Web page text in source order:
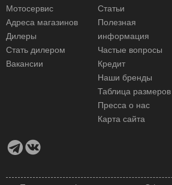
Мотосервис
Адреса магазинов
Дилеры
Стать дилером
Вакансии
Статьи
Полезная
информация
Частые вопросы
Кредит
Наши бренды
Таблица размеров
Пресса о нас
Карта сайта